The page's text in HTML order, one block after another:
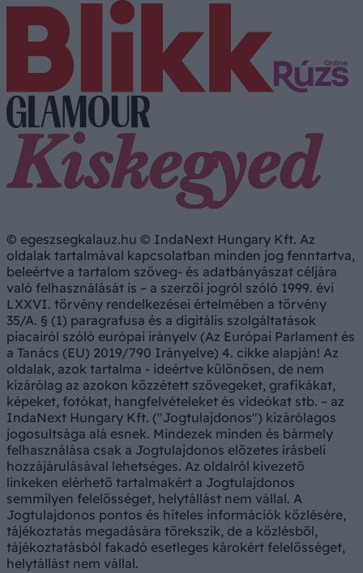
© egeszsegkalauz.hu © IndaNext Hungary Kft. Az
oldalak tartalmával kapcsolatban minden jog fenntartva,
beleértve a tartalom szöveg- és adatbányászat céljára
való felhasználását is – a szerzői jogról szóló 1999. évi
LXXVI. törvény rendelkezései értelmében a törvény
35/A. § (1) paragrafusa és a digitális szolgáltatások
piacairól szóló európai irányelv (Az Európai Parlament és
a Tanács (EU) 2019/790 Irányelve) 4. cikke alapján! Az
oldalak, azok tartalma - ideértve különösen, de nem
kizárólag az azokon közzétett szövegeket, grafikákat,
képeket, fotókat, hangfelvételeket és videókat stb. – az
IndaNext Hungary Kft. ("Jogtulajdonos") kizárólagos
jogosultsága alá esnek. Mindezek minden és bármely
felhasználása csak a Jogtulajdonos előzetes írásbeli
hozzájárulásával lehetséges. Az oldalról kivezető
linkeken elérhető tartalmakért a Jogtulajdonos
semmilyen felelősséget, helytállást nem vállal. A
Jogtulajdonos pontos és hiteles információk közlésére,
tájékoztatás megadására törekszik, de a közlésből,
tájékoztatásból fakadó esetleges károkért felelősséget,
helytállást nem vállal.